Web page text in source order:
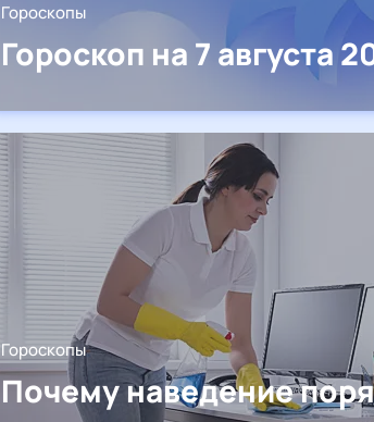
Гороскопы
Гороскоп на 7 августа
Гороскопы
Почему наведение